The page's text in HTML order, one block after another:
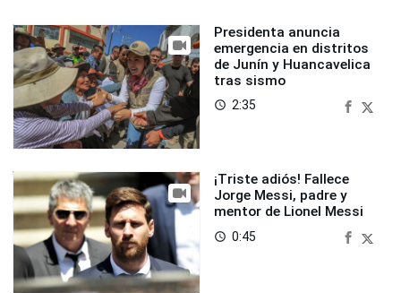
Presidenta anuncia
emergencia en distritos
de Junín y Huancavelica
tras sismo
access_time 2:35
¡Triste adiós! Fallece
Jorge Messi, padre y
mentor de Lionel Messi
access_time 0:45